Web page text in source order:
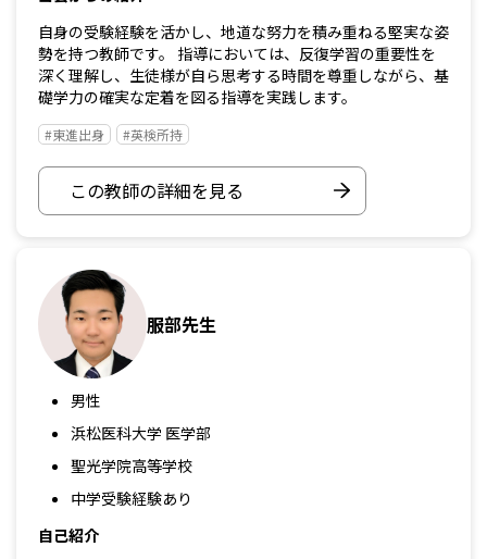
自身の受験経験を活かし、地道な努力を積み重ねる堅実な姿
勢を持つ教師です。 指導においては、反復学習の重要性を
深く理解し、生徒様が自ら思考する時間を尊重しながら、基
礎学力の確実な定着を図る指導を実践します。
#東進出身 #英検所持
この教師の詳細を見る
服部先生
男性
浜松医科大学 医学部
聖光学院高等学校
中学受験経験あり
自己紹介